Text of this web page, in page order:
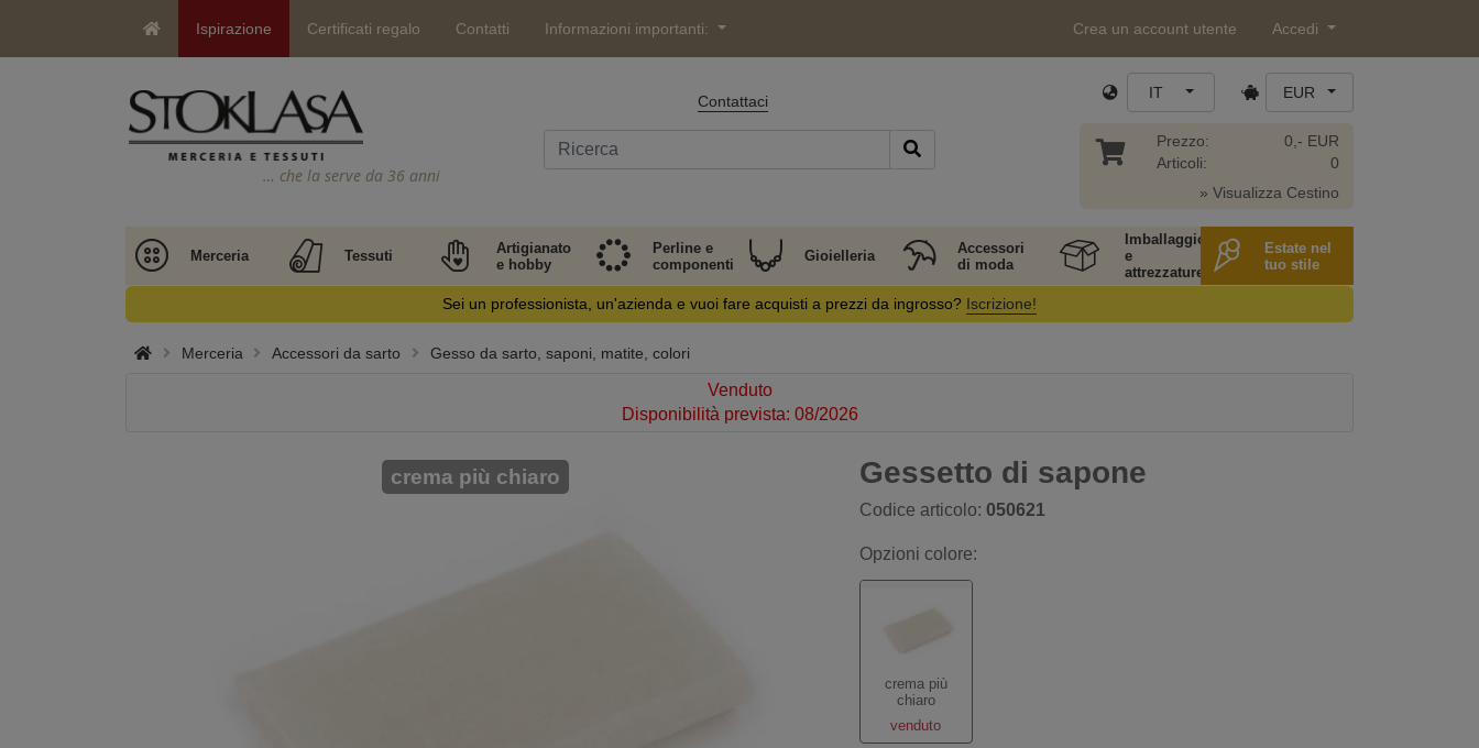
Ispirazione Certificati regalo Contatti Informazioni importanti: Crea un account utente Accedi
… che la serve da 36 anni
Contattaci IT EUR
Prezzo:
Articoli:
0,- EUR
0
» Visualizza Cestino
Merceria Tessuti
Artigianato
e hobby
Perline e
componenti
Gioielleria
Accessori
di moda
Imballaggio
e
attrezzature
Estate nel
tuo stile
Sei un professionista, un'azienda e vuoi fare acquisti a prezzi da ingrosso? Iscrizione!
Merceria Accessori da sarto Gesso da sarto, saponi, matite, colori
Venduto
Disponibilità prevista: 08/2026
Gessetto di sapone
Codice articolo: 050621
crema più chiaro
Opzioni colore:
crema più
chiaro
venduto